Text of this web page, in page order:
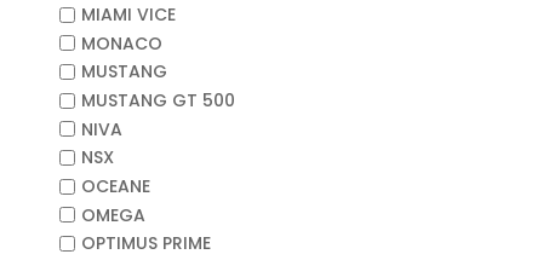
MIAMI VICE
MONACO
MUSTANG
MUSTANG GT 500
NIVA
NSX
OCEANE
OMEGA
OPTIMUS PRIME